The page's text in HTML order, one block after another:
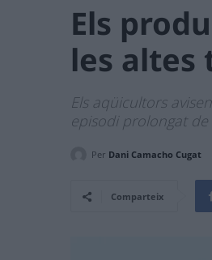
Els
les altes
Els aqüicultors
episodi prolongat
Per Dani Camacho Cugat
Comparteix